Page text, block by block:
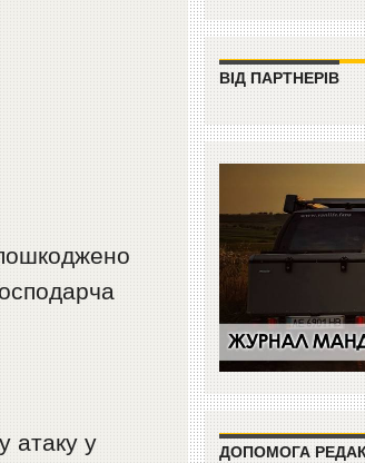
атаку у
ВІД ПАРТНЕРІВ
ДОПОМОГА